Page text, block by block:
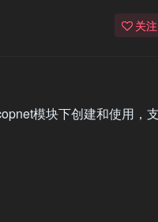
关注
模块下创建和使用，